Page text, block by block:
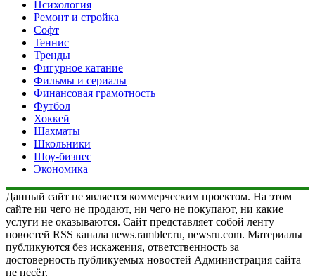
Психология
Ремонт и стройка
Софт
Теннис
Тренды
Фигурное катание
Фильмы и сериалы
Финансовая грамотность
Футбол
Хоккей
Шахматы
Школьники
Шоу-бизнес
Экономика
Данный сайт не является коммерческим проектом. На этом
сайте ни чего не продают, ни чего не покупают, ни какие
услуги не оказываются. Сайт представляет собой ленту
новостей RSS канала news.rambler.ru, newsru.com. Материалы
публикуются без искажения, ответственность за
достоверность публикуемых новостей Администрация сайта
не несёт.